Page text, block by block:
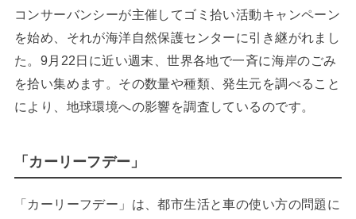
コンサーバンシーが主催してゴミ拾い活動キャンペーン
を始め、それが海洋自然保護センターに引き継がれまし
た。9月22日に近い週末、世界各地で一斉に海岸のごみ
を拾い集めます。その数量や種類、発生元を調べること
により、地球環境への影響を調査しているのです。
「カーリーフデー」
「カーリーフデー」は、都市生活と車の使い方の問題に